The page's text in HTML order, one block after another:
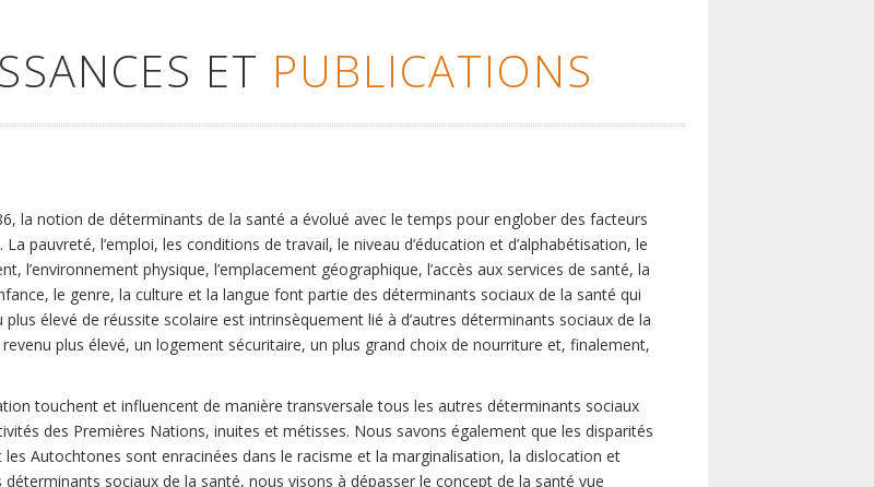
ET PUBLICATIONS
la notion de déterminants de la santé a évolué avec le temps pour englober des facteurs
pauvreté, l’emploi, les conditions de travail, le niveau d’éducation et d’alphabétisation, le
l’environnement physique, l’emplacement géographique, l’accès aux services de santé, la
le genre, la culture et la langue font partie des déterminants sociaux de la santé qui
élevé de réussite scolaire est intrinsèquement lié à d’autres déterminants sociaux de la
plus élevé, un logement sécuritaire, un plus grand choix de nourriture et, finalement,
touchent et influencent de manière transversale tous les autres déterminants sociaux
des Premières Nations, inuites et métisses. Nous savons également que les disparités
Autochtones sont enracinées dans le racisme et la marginalisation, la dislocation et
déterminants sociaux de la santé, nous visons à dépasser le concept de la santé vue